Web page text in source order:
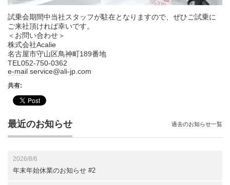
試乗会期間中当社スタッフが駐在となりますので、ぜひご試乗に
ご来社頂ければ幸いです。
＜お問い合わせ＞
株式会社Acalie
名古屋市守山区鳥神町189番地
TEL052-750-0362
e-mail service@ali-jp.com
共有:
最近のお知らせ
2026/8/6
年末年始休業のお知らせ #2
過去のお知らせ一覧